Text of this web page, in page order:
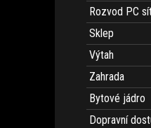
Rozvod PC
Sklep
Výtah
Zahrada
Bytové jádro
Dopravní